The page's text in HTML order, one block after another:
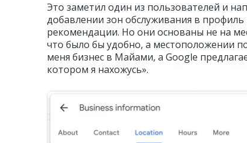
Это заметил один из пользователей и
добавлении зон обслуживания в
рекомендации. Но они основаны не на
что было бы удобно, а местоположении
меня бизнес в Майами, а Google
котором я нахожусь».